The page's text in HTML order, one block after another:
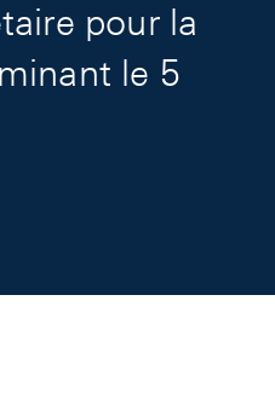
pour la
le 5